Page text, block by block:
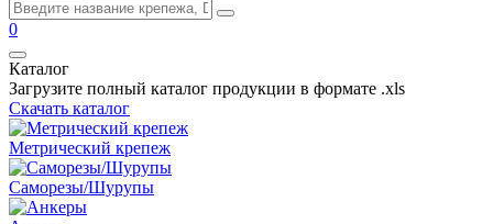
0
Каталог
Загрузите полный каталог продукции в формате .xls
Скачать каталог
Метрический крепеж
Саморезы/Шурупы